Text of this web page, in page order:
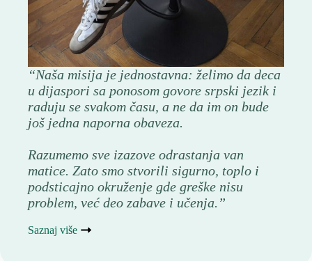
“Naša misija je jednostavna: želimo da deca
u dijaspori sa ponosom govore srpski jezik i
raduju se svakom času, a ne da im on bude
još jedna naporna obaveza.
Razumemo sve izazove odrastanja van
matice. Zato smo stvorili sigurno, toplo i
podsticajno okruženje gde greške nisu
problem, već deo zabave i učenja.”
Saznaj više